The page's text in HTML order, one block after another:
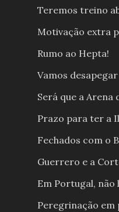
Teremos treino
Motivação extra
Rumo ao Hepta!
Vamos
Será que a Arena
Prazo para ter a
Fechados com o
Guerrero e a
Em Portugal, não
Peregrinação